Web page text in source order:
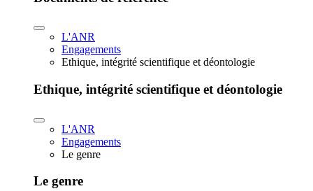
L'ANR
Engagements
Ethique, intégrité scientifique et déontologie
Ethique, intégrité scientifique et déontologie
L'ANR
Engagements
Le genre
Le genre